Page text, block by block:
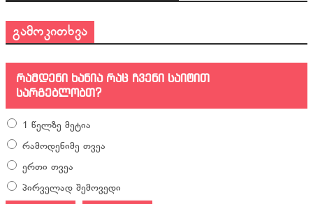
გამოკითხვა
რამდენი ხანია რაც ჩვენი საიტით
სარგებლობთ?
1 წელზე მეტია
რამოდენიმე თვეა
ერთი თვეა
პირველად შემოვედი